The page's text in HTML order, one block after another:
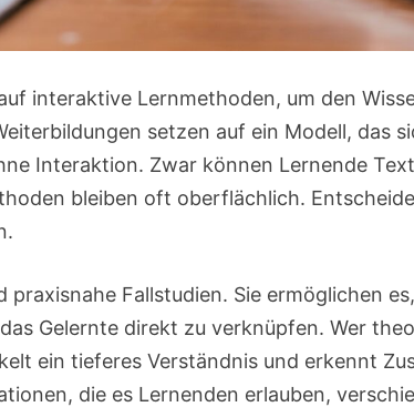
interaktive Lernmethoden, um den
setzen auf ein Modell, das
Interaktion. Zwar können Lernende
bleiben oft oberflächlich.
Fallstudien. Sie ermöglichen
Gelernte direkt zu verknüpfen. Wer
ein tieferes Verständnis und erkennt
die es Lernenden erlauben,